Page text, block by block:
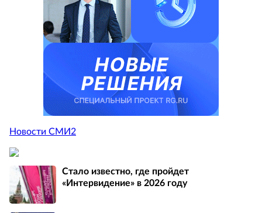
Новости СМИ2
Стало известно, где пройдет
«Интервидение» в 2026 году